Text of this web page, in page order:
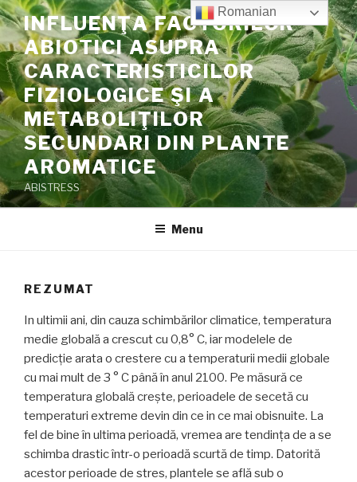
Skip
to
content
INFLUENŢA FACTORILOR
ABIOTICI ASUPRA
CARACTERISTICILOR
FIZIOLOGICE ŞI A
METABOLIŢILOR
SECUNDARI DIN PLANTE
AROMATICE
ABISTRESS
Menu
REZUMAT
In ultimii ani, din cauza schimbărilor climatice, temperatura
medie globală a crescut cu 0,8° C, iar modelele de
predicție arata o crestere cu a temperaturii medii globale
cu mai mult de 3 ° C până în anul 2100. Pe măsură ce
temperatura globală crește, perioadele de secetă cu
temperaturi extreme devin din ce in ce mai obisnuite. La
fel de bine în ultima perioadă, vremea are tendința de a se
schimba drastic într-o perioadă scurtă de timp. Datorită
acestor perioade de stres, plantele se află sub o
Romanian